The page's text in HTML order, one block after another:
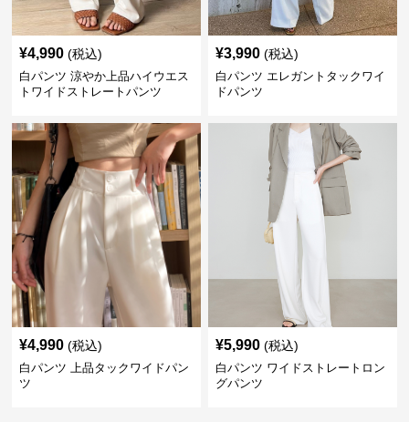
¥4,990 (税込)
白パンツ 涼やか上品ハイウエス
トワイドストレートパンツ
¥3,990 (税込)
白パンツ エレガントタックワイ
ドパンツ
¥4,990 (税込)
白パンツ 上品タックワイドパン
ツ
¥5,990 (税込)
白パンツ ワイドストレートロン
グパンツ